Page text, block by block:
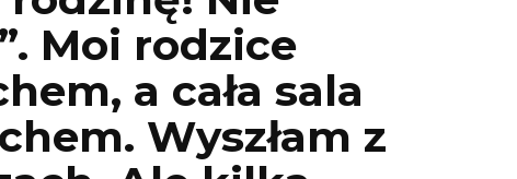
Moi rodzice
a cała sala
Wyszłam z